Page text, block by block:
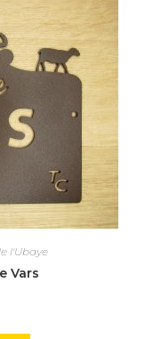
l'Ubaye
Vars